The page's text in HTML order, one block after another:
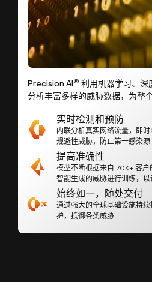
Precision AI® 利用机器学习、深
分析丰富多样的威胁数据，为整
实时检测和预防
内联分析真实网络流量，即
规避性威胁，防止第一感染源
提高准确性
模型不断根据来自 70K+ 客
智能生成的威胁进行训练，以
始终如一，随处交付
通过强大的全球基础设施持
护，抵御各类威胁